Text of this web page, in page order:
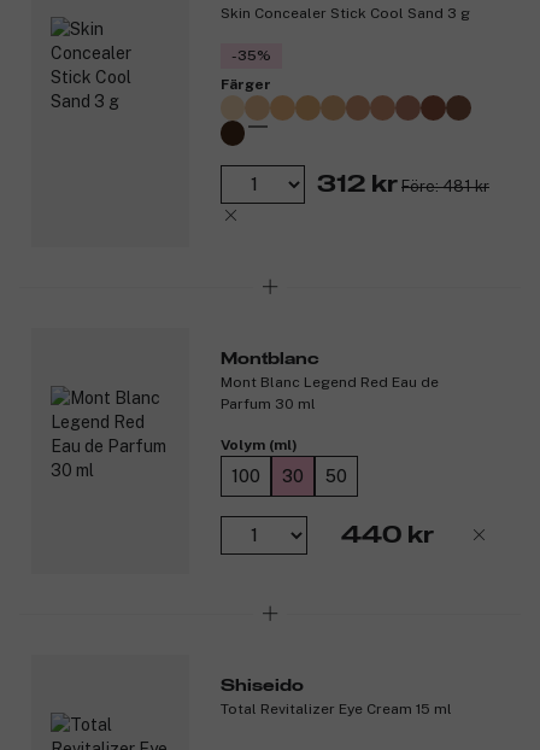
Skin Concealer Stick Cool Sand 3 g
-35%
Färger
312 kr Före: 481 kr
Montblanc
Mont Blanc Legend Red Eau de
Parfum 30 ml
Volym (ml)
100 30 50
440 kr
Shiseido
Total Revitalizer Eye Cream 15 ml